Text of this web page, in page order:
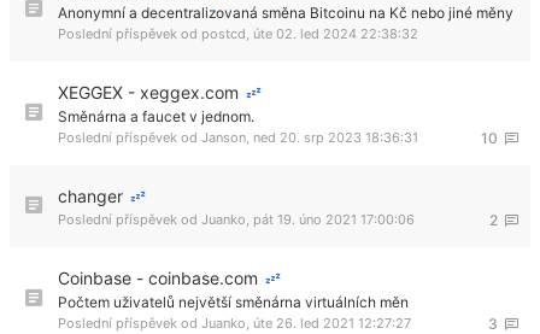
Anonymní a decentralizovaná směna Bitcoinu na Kč nebo jiné měny
Poslední příspěvek od postcd, úte 02. led 2024 22:38:32
XEGGEX - xeggex.com
Směnárna a faucet v jednom.
10
Poslední příspěvek od Janson, ned 20. srp 2023 18:36:31
changer
2
Poslední příspěvek od Juanko, pát 19. úno 2021 17:00:06
Coinbase - coinbase.com
Počtem uživatelů největší směnárna virtuálních měn
3
Poslední příspěvek od Juanko, úte 26. led 2021 12:27:27